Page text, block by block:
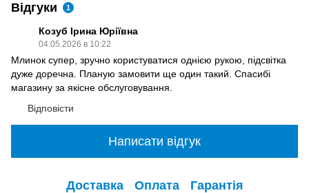
Відгуки 1
Козуб Ірина Юріївна
04.05.2026 в 10:22
Млинок супер, зручно користуватися однією рукою, підсвітка
дуже доречна. Планую замовити ще один такий. Спасибі
магазину за якісне обслуговування.
Відповісти
Написати відгук
Доставка Оплата Гарантія